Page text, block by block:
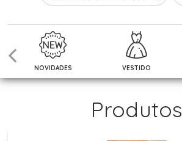
NOVIDADES VESTIDO
Produtos